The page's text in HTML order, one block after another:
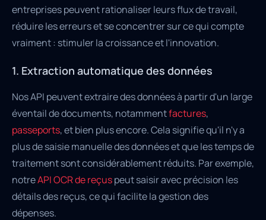
entreprises peuvent rationaliser leurs flux de travail,
réduire les erreurs et se concentrer sur ce qui compte
vraiment : stimuler la croissance et l'innovation.
1. Extraction automatique des données
Nos API peuvent extraire des données à partir d'un large
éventail de documents, notammentfactures,
passeports, et bien plus encore. Cela signifie qu'il n'y a
plus de saisie manuelle des données et que les temps de
traitement sont considérablement réduits. Par exemple,
notreAPI OCR de reçuspeut saisir avec précision les
détails des reçus, ce qui facilite la gestion des
dépenses.